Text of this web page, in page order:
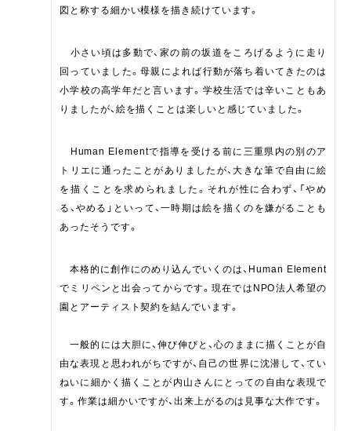
図と称する細かい模様を描き続けています。
小さい頃は多動で、家の前の坂道をころげるように走り
回っていました。母親によれば行動が落ち着いてきたのは
小学校の高学年だと言います。学校生活では辛いこともあ
りましたが、絵を描くことは楽しいと感じていました。
Human Elementで指導を受ける前に三重県内の別のア
トリエに通ったことがありましたが、大きな筆で自由に絵
を描くことを求められました。それが性に合わず、「やめ
る、やめる」といって、一時期は絵を描くのを嫌がることも
あったそうです。
本格的に創作にのめり込んでいくのは、Human Element
でミリペンと出会ってからです。現在ではNPO法人希望の
園とアーティスト契約を結んでいます。
一般的には大胆に、伸び伸びと、心のままに描くことが自
由な表現と思われがちですが、自己の世界に沈潜して、てい
ねいに細かく描くことが内山さんにとっての自由な表現で
す。作業は細かいですが、出来上がるのは見事な大作です。